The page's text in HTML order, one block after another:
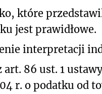
które
jest prawidłowe.
interpretacji
art. 86 ust. 1
r. o podatku od